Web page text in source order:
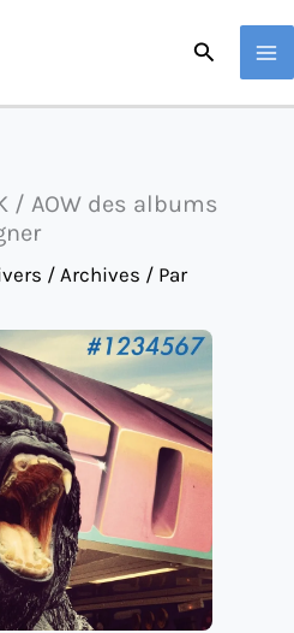
/ AOW des albums
/ Archives / Par